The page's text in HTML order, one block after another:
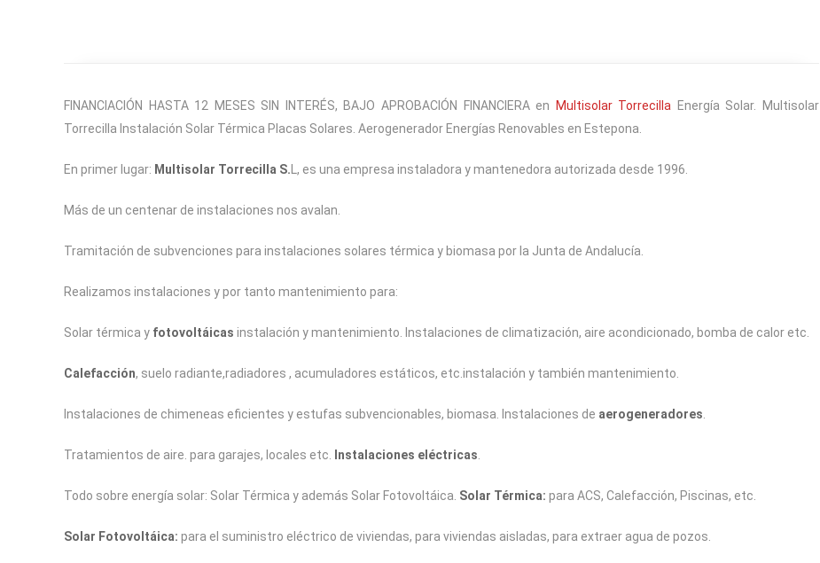
FINANCIACIÓN HASTA 12 MESES SIN INTERÉS, BAJO APROBACIÓN FINANCIERA en Multisolar Torrecilla Energía Solar. Multisolar
Torrecilla Instalación Solar Térmica Placas Solares. Aerogenerador Energías Renovables en Estepona.
En primer lugar: Multisolar Torrecilla S.L, es una empresa instaladora y mantenedora autorizada desde 1996.
Más de un centenar de instalaciones nos avalan.
Tramitación de subvenciones para instalaciones solares térmica y biomasa por la Junta de Andalucía.
Realizamos instalaciones y por tanto mantenimiento para:
Solar térmica y fotovoltáicas instalación y mantenimiento. Instalaciones de climatización, aire acondicionado, bomba de calor etc.
Calefacción, suelo radiante,radiadores , acumuladores estáticos, etc.instalación y también mantenimiento.
Instalaciones de chimeneas eficientes y estufas subvencionables, biomasa. Instalaciones de aerogeneradores.
Tratamientos de aire. para garajes, locales etc. Instalaciones eléctricas.
Todo sobre energía solar: Solar Térmica y además Solar Fotovoltáica. Solar Térmica: para ACS, Calefacción, Piscinas, etc.
Solar Fotovoltáica: para el suministro eléctrico de viviendas, para viviendas aisladas, para extraer agua de pozos.